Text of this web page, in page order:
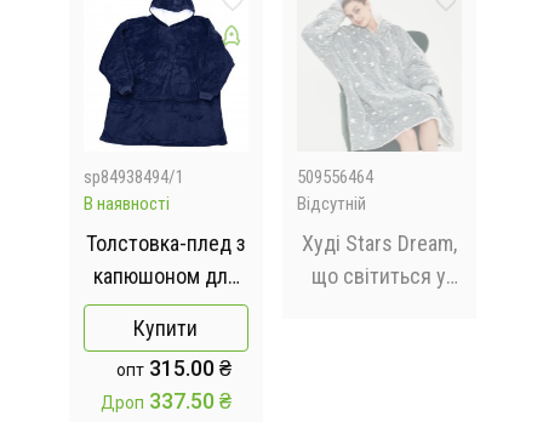
sp84938494/1
В наявності
Толстовка-плед з
капюшоном для
чоловіка та жінки
- / Плед жіноча
толстовка, худи
Синій
Купити
опт315.00 ₴
Дроп 337.50 ₴
509556464
Відсутній
Худі Stars Dream,
що світиться у